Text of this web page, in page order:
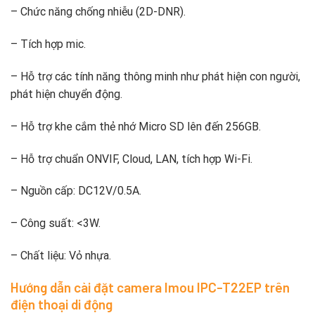
– Chức năng chống nhiễu (2D-DNR).
– Tích hợp mic.
– Hỗ trợ các tính năng thông minh như phát hiện con người,
phát hiện chuyển động.
– Hỗ trợ khe cắm thẻ nhớ Micro SD lên đến 256GB.
– Hỗ trợ chuẩn ONVIF, Cloud, LAN, tích hợp Wi-Fi.
– Nguồn cấp: DC12V/0.5A.
– Công suất: <3W.
– Chất liệu: Vỏ nhựa.
Hướng dẫn cài đặt camera Imou IPC-T22EP trên
điện thoại di động